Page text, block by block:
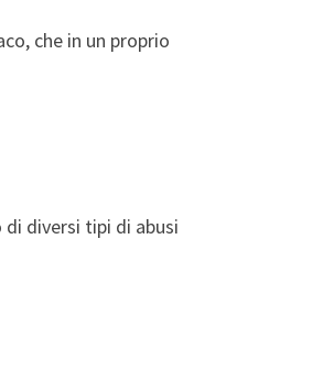
che in un proprio
diversi tipi di abusi